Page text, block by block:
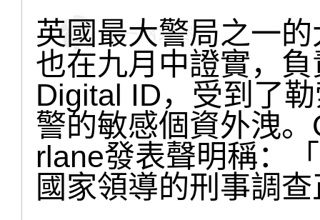
英國最大警局之一
也在九月中證實，
Digital ID，受到了
警的敏感個資外洩
rlane發表聲明稱：
國家領導的刑事調